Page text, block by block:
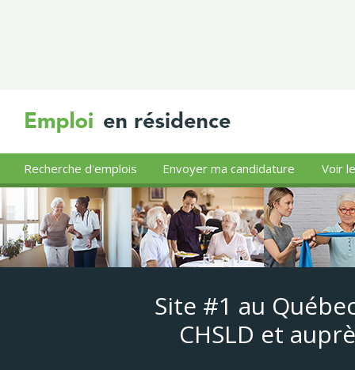
Recherche d'emplois Envoyer ma candidature Voir
Site #1 au
CHSLD et